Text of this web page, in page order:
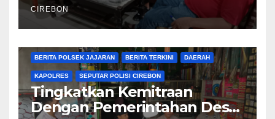
CIREBON
BERITA POLSEK JAJARAN BERITA TERKINI DAERAH
KAPOLRES SEPUTAR POLISI CIREBON
Tingkatkan Kemitraan
Dengan Pemerintahan Desa,